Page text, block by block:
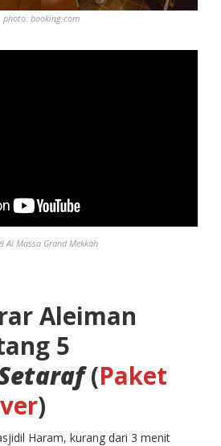
photo: booking.com
Al Massa Grand Mekkah
Aleiman
5
(Paket
)
Haram, kurang dari 3 menit